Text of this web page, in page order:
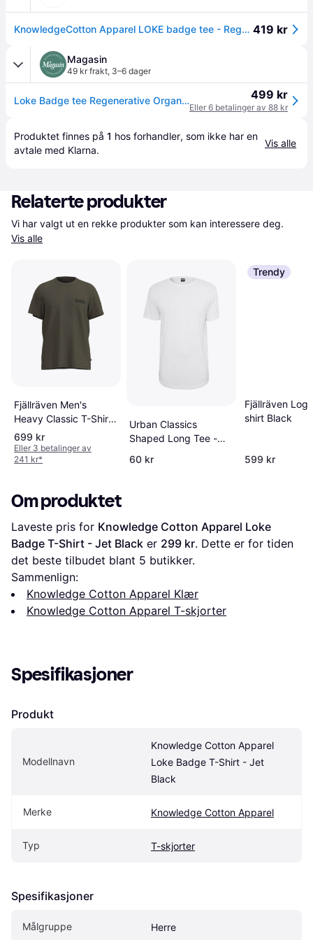
KnowledgeCotton Apparel LOKE badge tee - Regenerative Organic Certified Black Jet 419 kr
Magasin
49 kr frakt, 3–6 dager
Loke Badge tee Regenerative Organic Certified - Gots/vegan Str XXL - Kortermede T-skjorter hos Magasin 499 kr
Eller 6 betalinger av 88 kr
Produktet finnes på 1 hos forhandler, som ikke har en
avtale med Klarna.
Vis alle
Relaterte produkter
Vis alle
Fjällräven Men's
Heavy Classic T-Shirt
- Laurel Green
699 kr
Eller 3 betalinger av
241 kr*
Urban Classics
Shaped Long Tee -
60 kr
Trendy
Fjällräven
shirt Black
599 kr
Om produktet
Laveste pris for Knowledge Cotton Apparel Loke
Badge T-Shirt - Jet Black er 299 kr. Dette er for tiden
det beste tilbudet blant 5 butikker.
Sammenlign:
Knowledge Cotton Apparel Klær
Knowledge Cotton Apparel T-skjorter
Spesifikasjoner
Produkt
Modellnavn
Knowledge Cotton Apparel
Loke Badge T-Shirt - Jet
Black
Merke Knowledge Cotton Apparel
Typ T-skjorter
Spesifikasjoner
Målgruppe Herre